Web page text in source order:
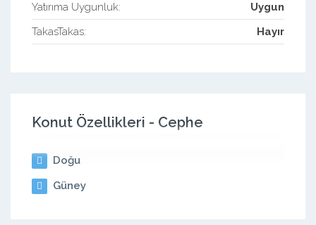
Yatırıma Uygunluk:
Uygun
TakasTakas:
Hayır
Konut Özellikleri - Cephe
Doğu
Güney